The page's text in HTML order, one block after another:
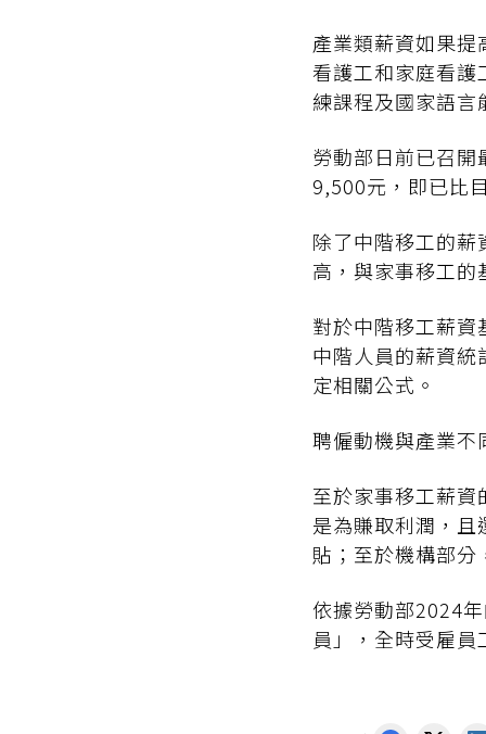
產業類薪資如果
看護工和家庭看
練課程及國家語
勞動部日前已召
9,500元，即已比
除了中階移工的
高，與家事移工
對於中階移工薪
中階人員的薪資
定相關公式。
聘僱動機與產業不
至於家事移工薪
是為賺取利潤，
貼；至於機構部
依據勞動部2024
員」，全時受雇